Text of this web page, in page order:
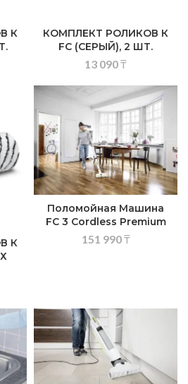
К
КОМПЛЕКТ РОЛИКОВ К
FC (СЕРЫЙ), 2 ШТ.
13 090₸
К
Поломойная Машина
FC 3 Cordless Premium
151 990₸